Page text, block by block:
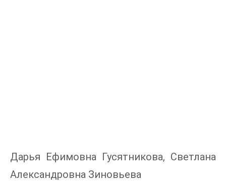
Дарья Ефимовна Гусятникова, Светлана
Александровна Зиновьева